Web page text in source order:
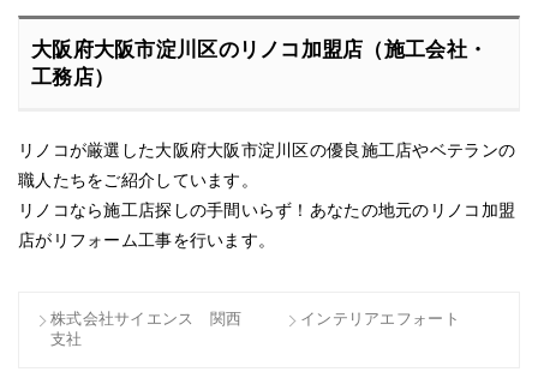
大阪府大阪市淀川区のリノコ加盟店（施工会社・
工務店）
リノコが厳選した大阪府大阪市淀川区の優良施工店やベテランの
職人たちをご紹介しています。
リノコなら施工店探しの手間いらず！あなたの地元のリノコ加盟
店がリフォーム工事を行います。
株式会社サイエンス 関西
支社
インテリアエフォート